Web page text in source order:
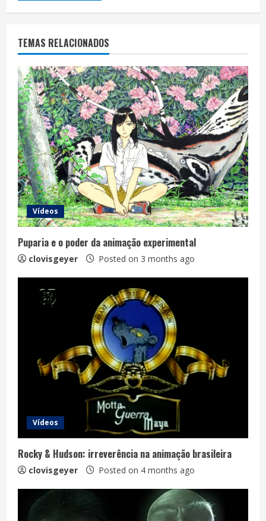
TEMAS RELACIONADOS
Vídeos
Puparia e o poder da animação experimental
clovisgeyer Posted on 3 months ago
Vídeos
Rocky & Hudson: irreverência na animação brasileira
clovisgeyer Posted on 4 months ago